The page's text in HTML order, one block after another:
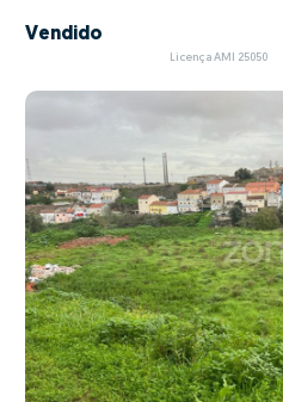
Vendido
Licença AMI 25050